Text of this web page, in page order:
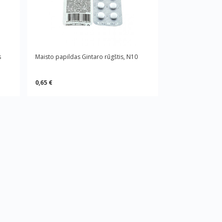
Maisto papildas Gintaro rūgštis, N10
0,65 €